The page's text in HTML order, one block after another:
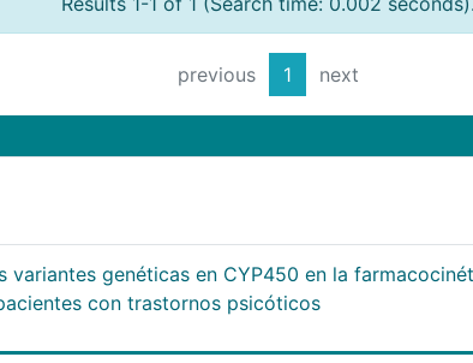
previous 1 next
variantes genéticas en CYP450 en la
con trastornos psicóticos